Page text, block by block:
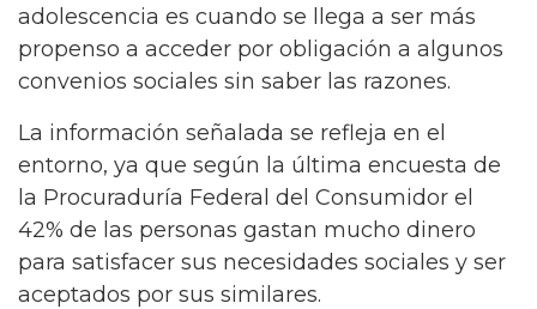
adolescencia es cuando se llega a ser más
propenso a acceder por obligación a algunos
convenios sociales sin saber las razones.
La información señalada se refleja en el
entorno, ya que según la última encuesta de
la Procuraduría Federal del Consumidor el
42% de las personas gastan mucho dinero
para satisfacer sus necesidades sociales y ser
aceptados por sus similares.